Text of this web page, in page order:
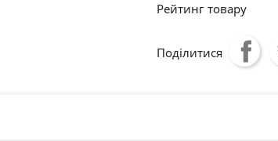
Рейтинг товару
Поділитися